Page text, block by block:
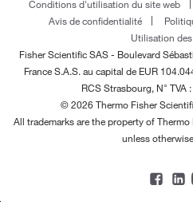
Conditions d'utilisation du site web
Avis de confidentialité
Utilisation
Fisher Scientific SAS - Boulevard
FranceS.A.S. au capital de EUR
RCS Strasbourg, N° TVA
© 2026 Thermo Fisher
All trademarks are the property of
unless